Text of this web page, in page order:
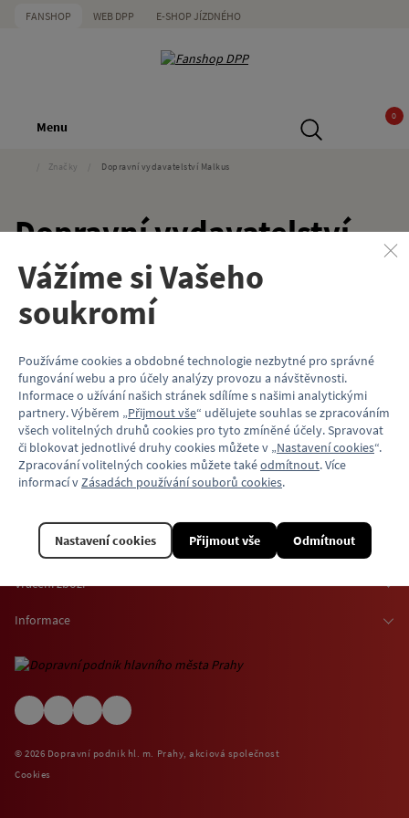
FANSHOP WEB DPP E-SHOP JÍZDNÉHO
Menu
0
Značky Dopravní vydavatelství Malkus
Dopravní vydavatelství
Malkus
Nebyly nalezeny žádné produkty
1 2
Vše o nákupu
O nákupu jízdenek a vstupenek
(EN) Shipping abroad
Vrácení zboží
Informace
Informace o využívání cookies
© 2026 Dopravní podnik hl. m. Prahy, akciová společnost
Cookies
Vážíme si Vašeho
soukromí
Používáme cookies a obdobné technologie nezbytné pro správné
fungování webu a pro účely analýzy provozu a návštěvnosti.
Informace o užívání našich stránek sdílíme s našimi analytickými
partnery. Výběrem „Přijmout vše“ udělujete souhlas se zpracováním
všech volitelných druhů cookies pro tyto zmíněné účely. Spravovat
či blokovat jednotlivé druhy cookies můžete v „Nastavení cookies“.
Zpracování volitelných cookies můžete takéodmítnout. Více
informací vZásadách používání souborů cookies.
Odmítnout
Nastavení cookies Přijmout vše